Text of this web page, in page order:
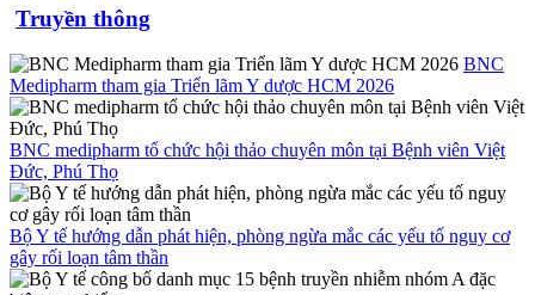
Truyền thông
BNC
Medipharm tham gia Triển lãm Y dược HCM 2026
BNC medipharm tổ chức hội thảo chuyên môn tại Bệnh viên Việt
Đức, Phú Thọ
Bộ Y tế hướng dẫn phát hiện, phòng ngừa mắc các yếu tố nguy cơ
gây rối loạn tâm thần